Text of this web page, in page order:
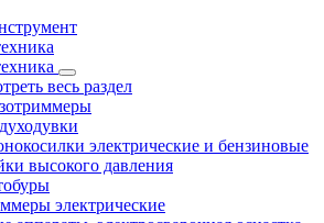
весь раздел
электрические и бензиновые
высокого давления
электрические